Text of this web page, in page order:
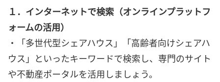
１．インターネットで検索（オンラインプラットフ
ォームの活用）
・「多世代型シェアハウス」「高齢者向けシェアハ
ウス」といったキーワードで検索し、専門のサイト
や不動産ポータルを活用しましょう。